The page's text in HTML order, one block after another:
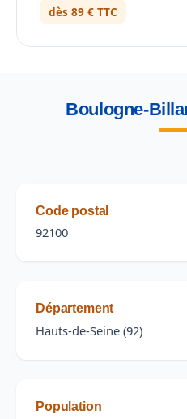
dès 89 € TTC
Boulogne-
Code postal
92100
Département
Hauts-de-Seine (92)
Population